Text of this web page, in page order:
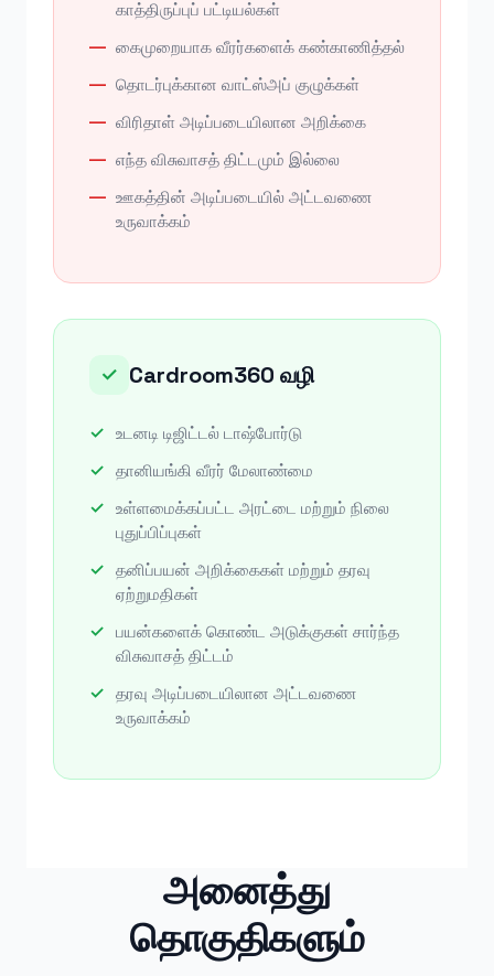
காத்திருப்புப் பட்டியல்கள்
கைமுறையாக வீரர்களைக் கண்காணித்தல்
தொடர்புக்கான வாட்ஸ்அப் குழுக்கள்
விரிதாள் அடிப்படையிலான அறிக்கை
எந்த விசுவாசத் திட்டமும் இல்லை
ஊகத்தின் அடிப்படையில் அட்டவணை
உருவாக்கம்
✓ Cardroom360 வழி
உடனடி டிஜிட்டல் டாஷ்போர்டு
தானியங்கி வீரர் மேலாண்மை
உள்ளமைக்கப்பட்ட அரட்டை மற்றும் நிலை
புதுப்பிப்புகள்
தனிப்பயன் அறிக்கைகள் மற்றும் தரவு
ஏற்றுமதிகள்
பயன்களைக் கொண்ட அடுக்குகள் சார்ந்த
விசுவாசத் திட்டம்
தரவு அடிப்படையிலான அட்டவணை
உருவாக்கம்
அனைத்து
தொகுதிகளும்